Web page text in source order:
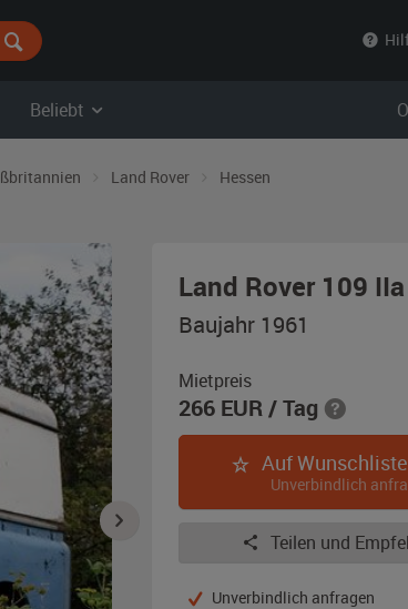
Beliebt
Land Rover Hessen
Land Rover 109 IIa
Baujahr 1961
Mietpreis
266 EUR/ Tag
Auf
Unverbindlich
Teilen und
Unverbindlich anfragen